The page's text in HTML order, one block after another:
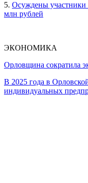
5. Осуждены участники
млн рублей
ЭКОНОМИКА
Орловщина сократила
В 2025 года в
индивидуальных